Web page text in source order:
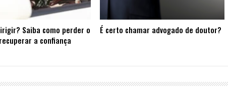
Saiba como perder o
a confiança
É certo chamar advogado de doutor?